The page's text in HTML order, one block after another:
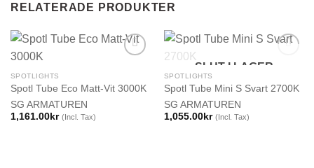
RELATERADE PRODUKTER
SPOTLIGHTS
Spotl Tube Eco Matt-Vit 3000K
SG ARMATUREN
1,161.00kr (Incl. Tax)
SLUT I LAGER
SPOTLIGHTS
Spotl Tube Mini S Svart 2700K
SG ARMATUREN
1,055.00kr (Incl. Tax)